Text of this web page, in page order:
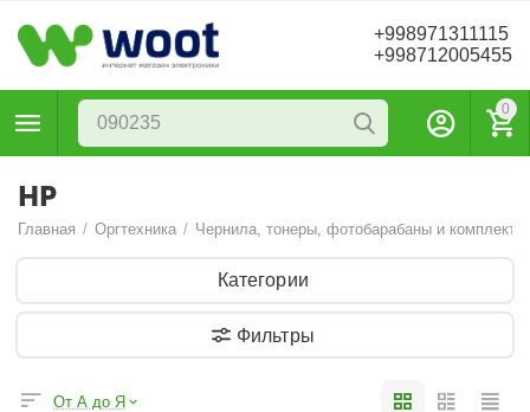
+998971311115
+998712005455
0
HP
Главная / Оргтехника / Чернила, тонеры, фотобарабаны и
Категории
Фильтры
От А до Я